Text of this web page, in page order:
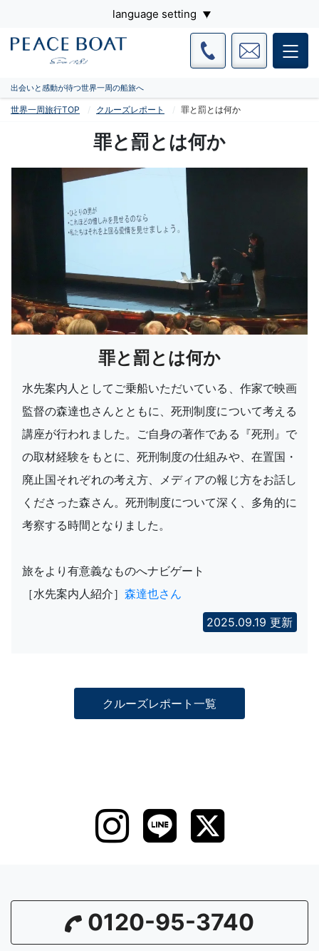
language setting
出会いと感動が待つ世界一周の船旅へ
世界一周旅行TOP クルーズレポート 罪と罰とは何か
罪と罰とは何か
罪と罰とは何か
水先案内人としてご乗船いただいている、作家で映画
監督の森達也さんとともに、死刑制度について考える
講座が行われました。ご自身の著作である『死刑』で
の取材経験をもとに、死刑制度の仕組みや、在置国・
廃止国それぞれの考え方、メディアの報じ方をお話し
くださった森さん。死刑制度について深く、多角的に
考察する時間となりました。
旅をより有意義なものへナビゲート
［水先案内人紹介］ 森達也さん
2025.09.19 更新
クルーズレポート一覧
0120-95-3740